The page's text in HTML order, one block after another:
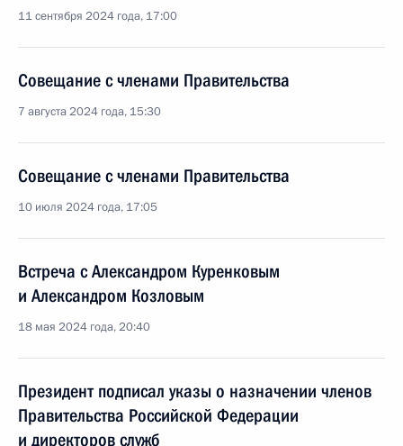
11 сентября 2024 года, 17:00
Совещание с членами Правительства
7 августа 2024 года, 15:30
Совещание с членами Правительства
10 июля 2024 года, 17:05
Встреча с Александром Куренковым
и Александром Козловым
18 мая 2024 года, 20:40
Президент подписал указы о назначении членов
Правительства Российской Федерации
и директоров служб